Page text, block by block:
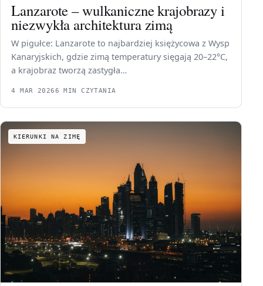
Lanzarote – wulkaniczne krajobrazy i
niezwykła architektura zimą
W pigułce: Lanzarote to najbardziej księżycowa z Wysp
Kanaryjskich, gdzie zimą temperatury sięgają 20–22°C,
a krajobraz tworzą zastygła…
4 MAR 20266 MIN CZYTANIA
KIERUNKI NA ZIMĘ